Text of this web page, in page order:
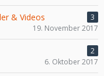
& Videos
3
19. November 2017
2
6. Oktober 2017